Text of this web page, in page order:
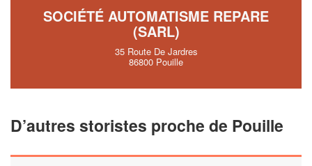
SOCIÉTÉ AUTOMATISME REPARE
(SARL)
35 Route De Jardres
86800 Pouille
D’autres storistes proche de Pouille